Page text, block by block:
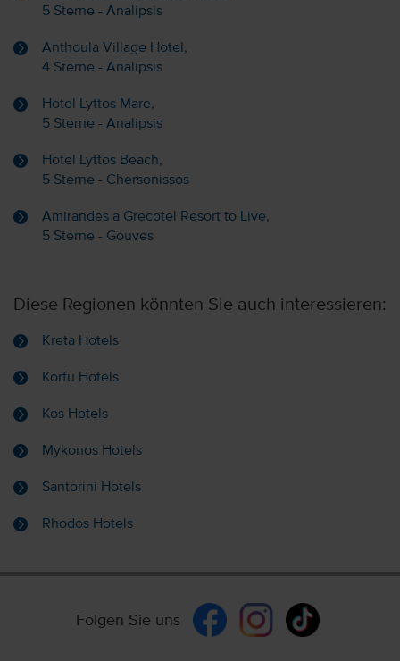
5 Sterne - Analipsis
Anthoula Village Hotel,
4 Sterne - Analipsis
Hotel Lyttos Mare,
5 Sterne - Analipsis
Hotel Lyttos Beach,
5 Sterne - Chersonissos
Amirandes a Grecotel Resort to Live,
5 Sterne - Gouves
Diese Regionen könnten Sie auch interessieren:
Kreta Hotels
Korfu Hotels
Kos Hotels
Mykonos Hotels
Santorini Hotels
Rhodos Hotels
Folgen Sie uns